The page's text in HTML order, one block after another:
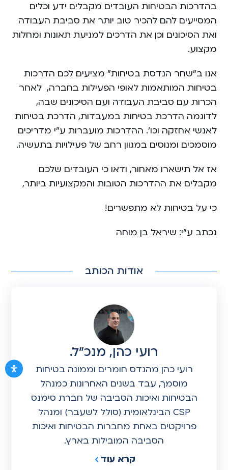
בהדרכות הבטיחות העובדים מקבלים ידע וכלים
המסייעים להם להכיר טוב יותר את סביבת העבודה
ואת הסיכונים וכן את הדרכים למניעת תאונות ומחלות
מקצוע.
אנו ב”שחר הנדסת בטיחות” מציעים לכם הדרכות
בטיחות המותאמות לאופי הפעילות בחברה, לאחר
הכרות עם סביבת העבודה ועם הסיכונים שבה,
לדוגמה הדרכת בטיחות במעבדות, הדרכת בטיחות
לאנשי אחזקה וכו’. ההדרכות מועברות ע”י מדריכים
מוסמכים ומנוסים במגוון רחב של פעילויות בתעשיה.
אז אל תישארו מאחור, ודאו כי העובדים שלכם
מקבלים את ההדרכות הטובות והמקצועיות ביותר,
כי על בטיחות לא מתפשרים!
נכתב ע”י: שיראל בן מוחה
אודות הכותב
רועי כהן, מנכ"ל.
רועי כהן מהנדס חומרים וממונה בטיחות
מוסמך, עבד בשנים האחרונות כמנהל
הבטיחות ואיכות הסביבה של חברת סימנס
CSP הבינלאומית (סולל לשעבר) ומנהל
פרויקטים באחת מחברות הבטיחות ואיכות
הסביבה המובילות בארץ.
קרא עוד